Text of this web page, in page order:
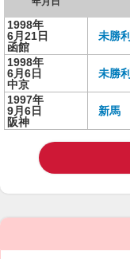
1998年
6月21日
函館
未勝利
1998年
6月6日
中京
未勝利
1997年
9月6日
阪神
新馬